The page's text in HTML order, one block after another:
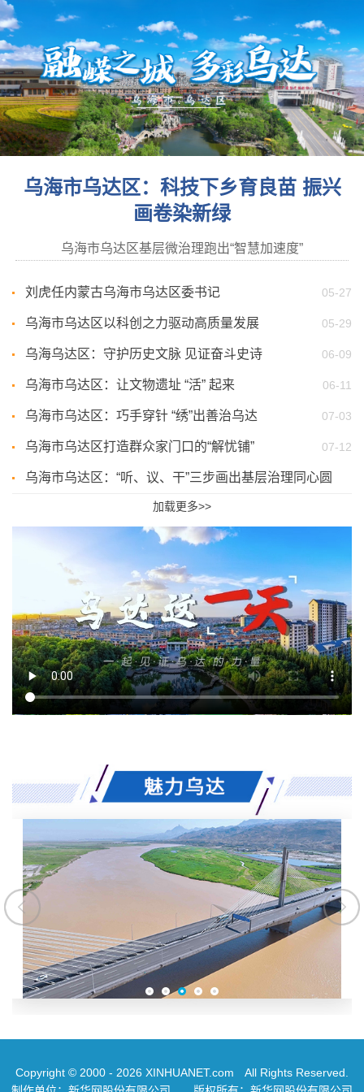
乌海市乌达区：科技下乡育良苗 振兴
画卷染新绿
乌海市乌达区基层微治理跑出“智慧加速度”
刘虎任内蒙古乌海市乌达区委书记 05-27
乌海市乌达区以科创之力驱动高质量发展 05-29
乌海乌达区：守护历史文脉 见证奋斗史诗 06-09
乌海市乌达区：让文物遗址 “活” 起来 06-11
乌海市乌达区：巧手穿针 “绣”出善治乌达 07-03
乌海市乌达区打造群众家门口的“解忧铺” 07-12
乌海市乌达区：“听、议、干”三步画出基层治理同心圆
加载更多>>
Copyright © 2000 - 2026 XINHUANET.com All Rights Reserved.